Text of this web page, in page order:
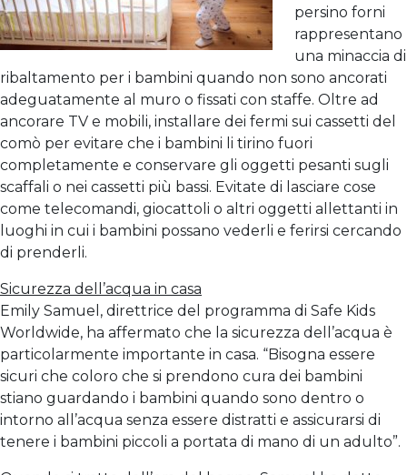
persino forni
rappresentano
una minaccia di
ribaltamento per i bambini quando non sono ancorati
adeguatamente al muro o fissati con staffe. Oltre ad
ancorare TV e mobili, installare dei fermi sui cassetti del
comò per evitare che i bambini li tirino fuori
completamente e conservare gli oggetti pesanti sugli
scaffali o nei cassetti più bassi. Evitate di lasciare cose
come telecomandi, giocattoli o altri oggetti allettanti in
luoghi in cui i bambini possano vederli e ferirsi cercando
di prenderli.
Sicurezza dell’acqua in casa
Emily Samuel, direttrice del programma di Safe Kids
Worldwide, ha affermato che la sicurezza dell’acqua è
particolarmente importante in casa. “Bisogna essere
sicuri che coloro che si prendono cura dei bambini
stiano guardando i bambini quando sono dentro o
intorno all’acqua senza essere distratti e assicurarsi di
tenere i bambini piccoli a portata di mano di un adulto”.